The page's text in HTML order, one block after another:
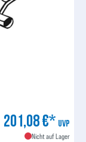
201,08 €* UVP
Nicht auf Lager